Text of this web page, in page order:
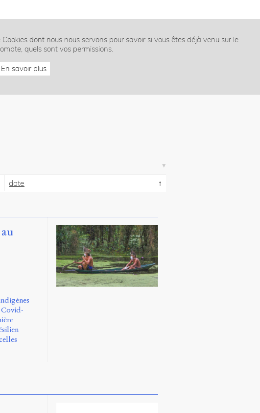
dont nous nous servons pour savoir si vous êtes déjà venu sur le
quels sont vos permissions.
En savoir plus
date
Covid-